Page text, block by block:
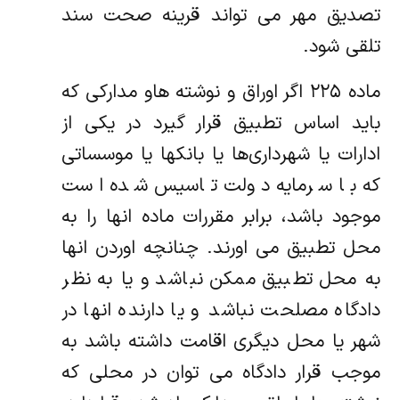
تصدیق مهر می تواند قرینه صحت سند
تلقی شود.
ماده ۲۲۵ اگر اوراق و نوشته هاو مدارکی که
باید اساس تطبیق قرار گیرد در یکی از
ادارات یا شهرداری‌ها یا بانکها یا موسساتی
که با سرمایه دولت تاسیس شده است
موجود باشد، برابر مقررات ماده انها را به
محل تطبیق می اورند. چنانچه اوردن انها
به محل تطبیق ممکن نباشد و یا به نظر
دادگاه مصلحت نباشد و یا دارنده انها در
شهر یا محل دیگری اقامت داشته باشد به
موجب قرار دادگاه می توان در محلی که